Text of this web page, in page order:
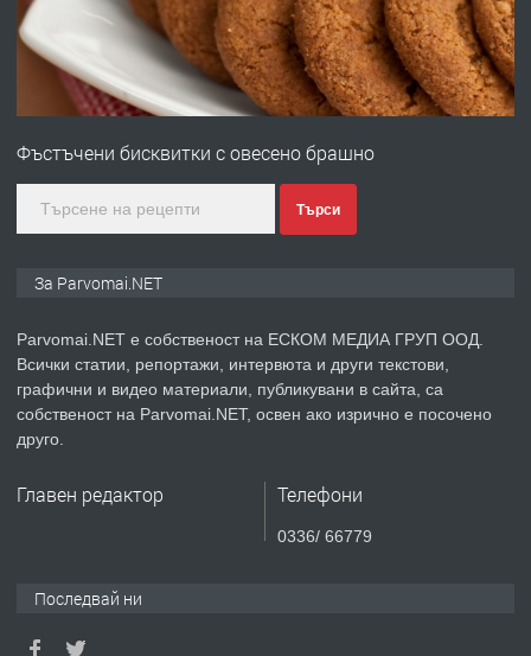
преди 1 година
ПРЕДЛАГА
Първи поход "По стъпките на Ангел
преди 1 година
ПРЕДЛАГА Уроци по Математика
Фъстъчени бисквитки с овесено брашно
Търси
За Parvomai.NET
Parvomai.NET е собственост на ЕСКОМ МЕДИА ГРУП ООД.
Всички статии, репортажи, интервюта и други текстови,
графични и видео материали, публикувани в сайта, са
собственост на Parvomai.NET, освен ако изрично е посочено
друго.
Главен редактор Телефони
0336/ 66779
Последвай ни